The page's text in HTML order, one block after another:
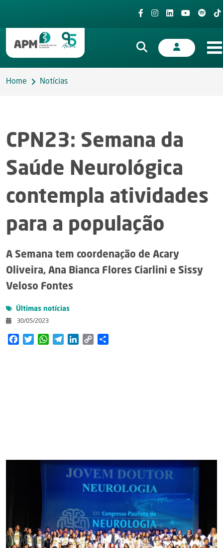
Home Notícias
CPN23: Semana da
Saúde Neurológica
contempla atividades
para a população
A Semana tem coordenação de Acary
Oliveira, Ana Bianca Flores Ciarlini e Sissy
Veloso Fontes
Últimas notícias
30/05/2023
FacebookTwitterWhatsAppTelegramLinkedIn
Copy